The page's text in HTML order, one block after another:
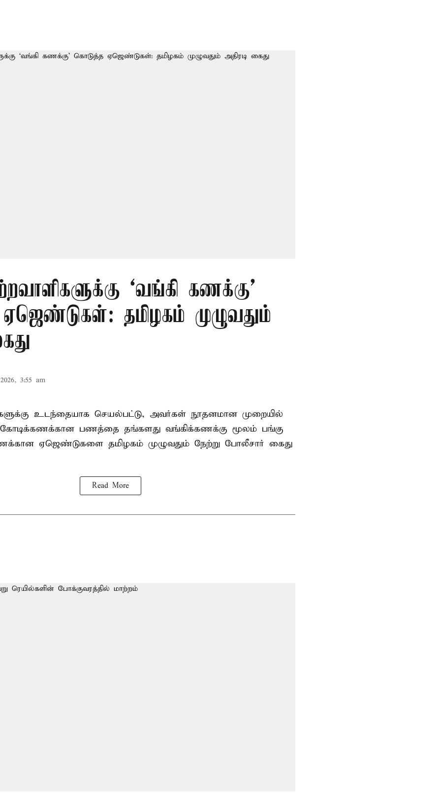
‘வங்கி கணக்கு’
தமிழகம் முழுவதும்
3:55 am
உடந்தையாக செயல்பட்டு, அவர்கள் நூதனமான முறையில்
பணத்தை தங்களது வங்கிக்கணக்கு மூலம் பங்கு
ஏஜெண்டுகளை தமிழகம் முழுவதும் நேற்று போலீசார் கைது
Read More